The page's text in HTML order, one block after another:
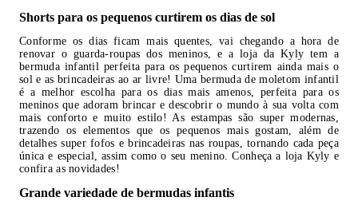
Shorts para os pequenos curtirem os dias de sol
Conforme os dias ficam mais quentes, vai chegando a hora de
renovar o guarda-roupas dos meninos, e a loja da Kyly tem a
bermuda infantil perfeita para os pequenos curtirem ainda mais o
sol e as brincadeiras ao ar livre! Uma bermuda de moletom infantil
é a melhor escolha para os dias mais amenos, perfeita para os
meninos que adoram brincar e descobrir o mundo à sua volta com
mais conforto e muito estilo! As estampas são super modernas,
trazendo os elementos que os pequenos mais gostam, além de
detalhes super fofos e brincadeiras nas roupas, tornando cada peça
única e especial, assim como o seu menino. Conheça a loja Kyly e
confira as novidades!
Grande variedade de bermudas infantis